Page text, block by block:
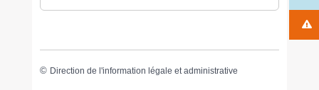
© Direction de l'information légale et administrative